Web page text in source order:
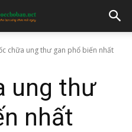
chữa ung thư gan phổ biến nhất
ung thư
nhất